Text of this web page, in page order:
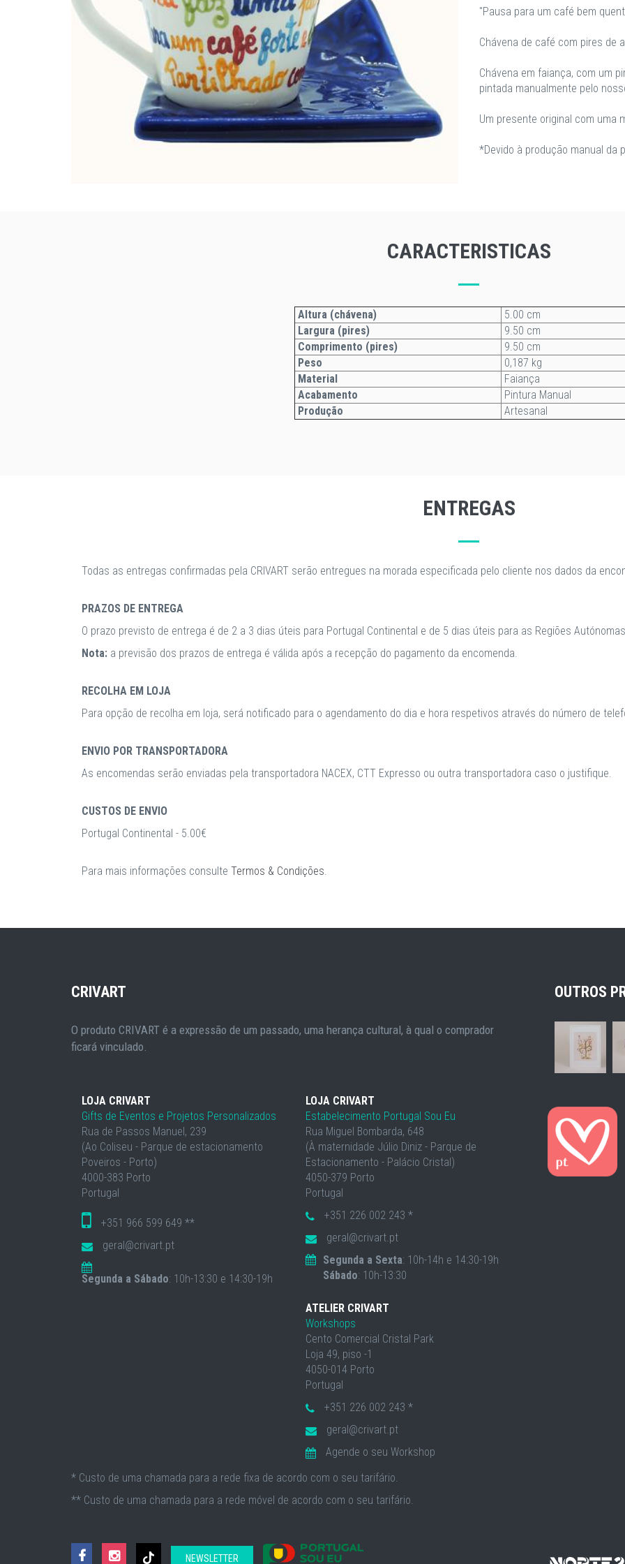
"Pausa para um café bem
Chávena de café com pires de
Chávena em faiança, com um
pintada manualmente pelo
Um presente original com uma
*Devido à produção manual da
CARACTERISTICAS
Altura (chávena)
5.00 cm
Largura (pires)
9.50 cm
Comprimento (pires)
9.50 cm
Peso
0,187 kg
Material
Faiança
Acabamento
Pintura Manual
Produção
Artesanal
ENTREGAS
Todas as entregas confirmadas pela CRIVART serão entregues na morada especificada pelo cliente nos dados da
PRAZOS DE ENTREGA
O prazo previsto de entrega é de 2 a 3 dias úteis para Portugal Continental e de 5 dias úteis para as Regiões
Nota: a previsão dos prazos de entrega é válida após a recepção do pagamento da encomenda.
RECOLHA EM LOJA
Para opção de recolha em loja, será notificado para o agendamento do dia e hora respetivos através do número de
ENVIO POR TRANSPORTADORA
As encomendas serão enviadas pela transportadora NACEX, CTT Expresso ou outra transportadora caso o justifique.
CUSTOS DE ENVIO
Portugal Continental - 5.00€
Para mais informações consulte Termos & Condições.
CRIVART
O produto CRIVART é a expressão de um passado, uma herança cultural, à qual o comprador
ficará vinculado.
LOJA CRIVART
Gifts de Eventos e Projetos Personalizados
Rua de Passos Manuel, 239
(Ao Coliseu - Parque de estacionamento
Poveiros - Porto)
4000-383 Porto
Portugal
+351 966 599 649 **
geral@crivart.pt
Segunda a Sábado: 10h-13:30 e 14:30-19h
LOJA CRIVART
Estabelecimento Portugal Sou Eu
Rua Miguel Bombarda, 648
(À maternidade Júlio Diniz - Parque de
Estacionamento - Palácio Cristal)
4050-379 Porto
Portugal
+351 226 002 243 *
geral@crivart.pt
Segunda a Sexta: 10h-14h e 14:30-19h
Sábado: 10h-13:30
ATELIER CRIVART
Workshops
Cento Comercial Cristal Park
Loja 49, piso -1
4050-014 Porto
Portugal
+351 226 002 243 *
geral@crivart.pt
Agende o seu Workshop
OUTROS
* Custo de uma chamada para a rede fixa de acordo com o seu tarifário.
** Custo de uma chamada para a rede móvel de acordo com o seu tarifário.
NEWSLETTER